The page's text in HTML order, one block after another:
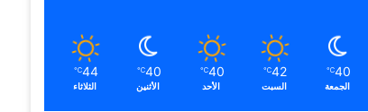
40
℃
الجمعة
42
℃
السبت
40
℃
الأحد
40
℃
الأثنين
44
℃
الثلاثاء